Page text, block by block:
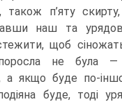
також п’яту
наш та
щоб
не була —
а якщо буде по-
буде, тоді